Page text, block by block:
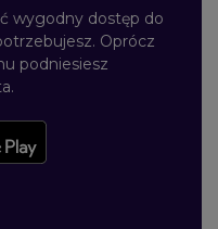
wygodny dostęp do
Oprócz
podniesiesz